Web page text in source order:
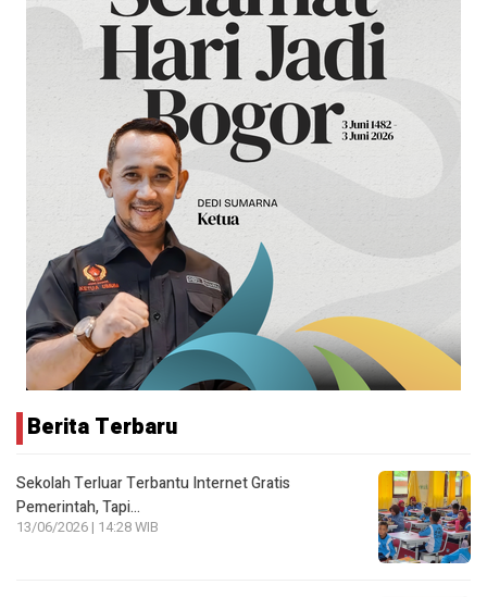
Berita Terbaru
Sekolah Terluar Terbantu Internet Gratis
Pemerintah, Tapi…
13/06/2026 | 14:28 WIB